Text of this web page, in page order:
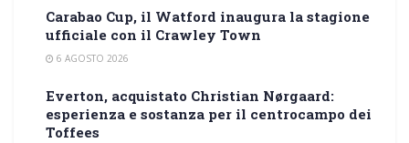
Carabao Cup, il Watford inaugura la stagione
ufficiale con il Crawley Town
6 AGOSTO 2026
Everton, acquistato Christian Nørgaard:
esperienza e sostanza per il centrocampo dei
Toffees